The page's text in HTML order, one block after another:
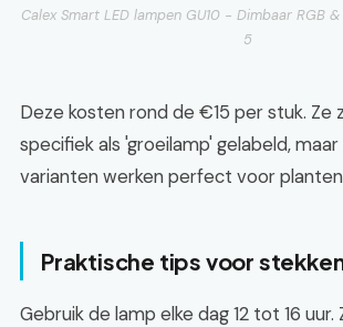
Calex Smart LED lampen GU10 - Dimbaar RGB
5
Deze kosten rond de €15 per stuk. Ze
specifiek als 'groeilamp' gelabeld,
varianten werken perfect voor
Praktische tips voor
Gebruik de lamp elke dag 12 tot 16